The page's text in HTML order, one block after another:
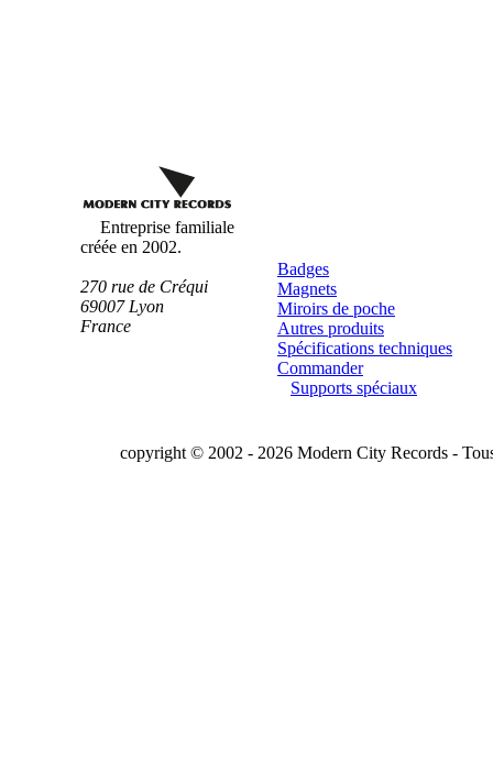
Entreprise familiale
créée en 2002.
270 rue de Créqui
69007 Lyon
France
Badges
Magnets
Miroirs de poche
Autres produits
Spécifications techniques
Commander
Supports spéciaux
copyright © 2002 - 2026 Modern City Records -